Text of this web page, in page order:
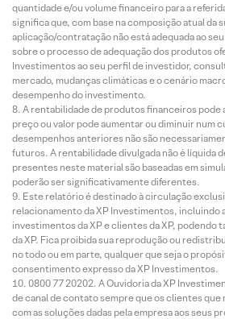
quantidade e/ou volume financeiro para a
significa que, com base na composição atual da
aplicação/contratação não está adequada ao
sobre o processo de adequação dos produtos
Investimentos ao seu perfil de investidor,
mercado, mudanças climáticas e o cenário
desempenho do investimento.
A rentabilidade de produtos financeiros pode
preço ou valor pode aumentar ou diminuir num
desempenhos anteriores não são
futuros. A rentabilidade divulgada não é líquida
presentes neste material são baseadas em
poderão ser significativamente diferentes.
Este relatório é destinado à circulação
relacionamento da XP Investimentos, incluindo
investimentos da XP e clientes da XP, podendo
da XP. Fica proibida sua reprodução ou
no todo ou em parte, qualquer que seja o
consentimento expresso da XP Investimentos.
0800 77 20202. A Ouvidoria da XP
de canal de contato sempre que os clientes
com as soluções dadas pela empresa aos seus